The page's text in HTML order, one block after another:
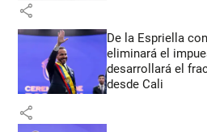
share
De la Espriella
eliminará el
desarrollará el
desde Cali
share